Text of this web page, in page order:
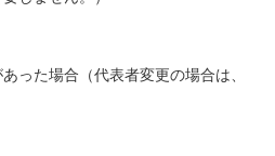
った場合（代表者変更の場合は、